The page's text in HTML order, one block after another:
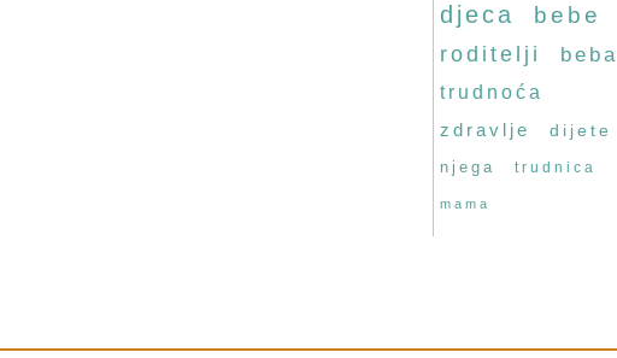
djeca bebe
roditelji beba
trudnoća
zdravlje
dijete
njega trudnica
mama